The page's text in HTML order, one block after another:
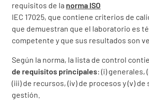
requisitos de la norma ISO
IEC 17025, que contiene criterios de
que demuestran que el laboratorio es
competente y que sus resultados son
Según la norma, la lista de control
de requisitos principales: (i) generales,
(iii) de recursos, (iv) de procesos y (v) de
gestión.
N/A
1.1.3 Responsabilidad del
- las presiones comerciales,
otro tipo no deben comprometer la